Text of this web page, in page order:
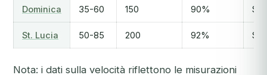
Dominica 35-60 150 90%
St. Lucia 50-85 200 92%
Nota: i dati sulla velocità riflettono le misurazioni